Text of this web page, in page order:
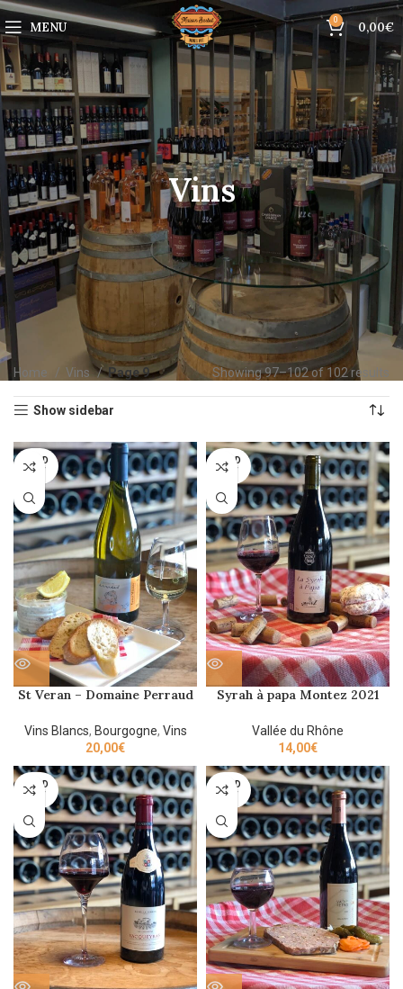
MENU 0 0,00€
Vins
Home Vins Page 9 Showing 97–102 of 102 results
Show sidebar
SOLD
OUT
St Veran – Domaine Perraud
Vins Blancs, Bourgogne, Vins
20,00€
SOLD
OUT
Syrah à papa Montez 2021
Vallée du Rhône
14,00€
SOLD
OUT
SOLD
OUT